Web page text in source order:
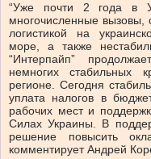
“Уже почти 2 года в
многочисленные вызовы,
логистикой на
море, а также
“Интерпайп”
немногих стабильных
регионе. Сегодня
уплата налогов в
рабочих мест и
Силах Украины. В
решение повысить
комментирует Андрей